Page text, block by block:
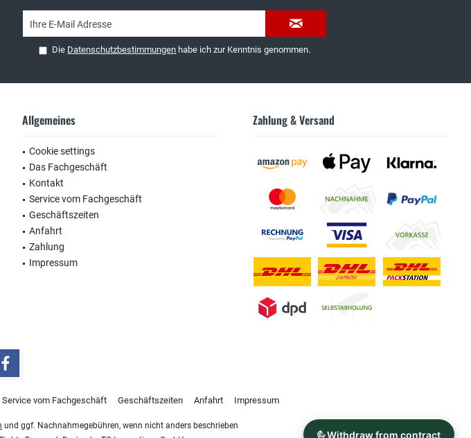
Die Datenschutzbestimmungen habe ich zur Kenntnis genommen.
Allgemeines
Cookie settings
Das Fachgeschäft
Kontakt
Service vom Fachgeschäft
Geschäftszeiten
Anfahrt
Zahlung
Impressum
Zahlung & Versand
Service vom Fachgeschäft Geschäftszeiten Anfahrt Impressum
und ggf. Nachnahmegebühren, wenn nicht anders beschrieben